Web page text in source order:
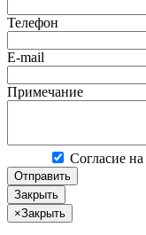
Телефон
E-mail
Примечание
Согласие на
Отправить
Закрыть
×Закрыть